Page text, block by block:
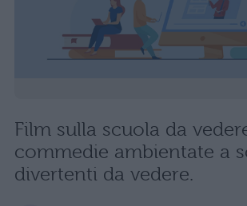
Film sulla scuola da
commedie ambientate a
divertenti da vedere.